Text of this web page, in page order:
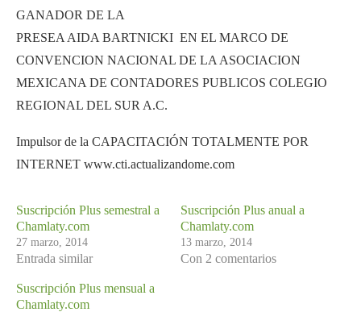
GANADOR DE LA
PRESEA AIDA BARTNICKI EN EL MARCO DE
CONVENCION NACIONAL DE LA ASOCIACION
MEXICANA DE CONTADORES PUBLICOS COLEGIO
REGIONAL DEL SUR A.C.
Impulsor de la CAPACITACIÓN TOTALMENTE POR
INTERNET www.cti.actualizandome.com
Suscripción Plus semestral a
Chamlaty.com
27 marzo, 2014
Entrada similar
Suscripción Plus anual a
Chamlaty.com
13 marzo, 2014
Con 2 comentarios
Suscripción Plus mensual a
Chamlaty.com